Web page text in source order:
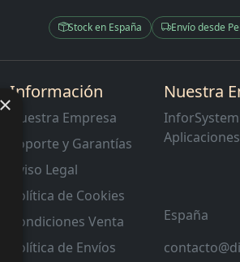
Stock en España Envío desde
Información
Nuestra Empresa
Soporte y Garantías
Aviso Legal
Política de Cookies
Condiciones Venta
Política de Envíos
Nuestra
España
×